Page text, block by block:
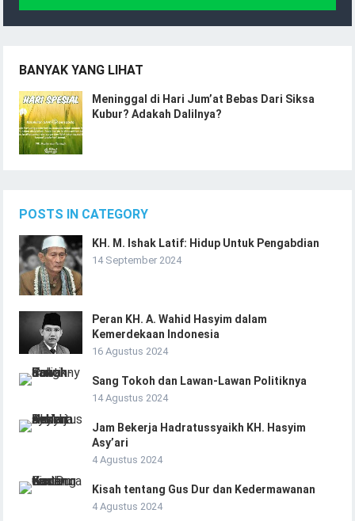
BANYAK YANG LIHAT
Meninggal di Hari Jum’at Bebas Dari Siksa
Kubur? Adakah Dalilnya?
POSTS IN CATEGORY
KH. M. Ishak Latif: Hidup Untuk Pengabdian
14 September 2024
Peran KH. A. Wahid Hasyim dalam
Kemerdekaan Indonesia
16 Agustus 2024
Sang Tokoh dan Lawan-Lawan Politiknya
14 Agustus 2024
Jam Bekerja Hadratussyaikh KH. Hasyim
Asy’ari
4 Agustus 2024
Kisah tentang Gus Dur dan Kedermawanan
4 Agustus 2024